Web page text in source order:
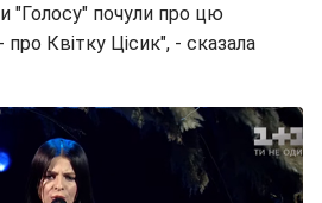
"Голосу" почули про цю
про Квітку Цісик", - сказала